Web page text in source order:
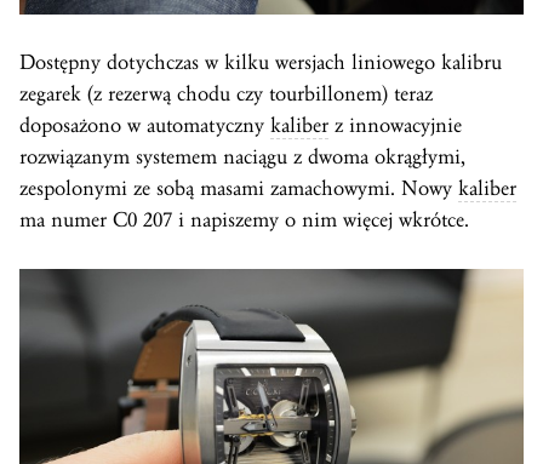
Dostępny dotychczas w kilku wersjach liniowego kalibru
zegarek (z rezerwą chodu czy tourbillonem) teraz
doposażono w automatyczny kaliber z innowacyjnie
rozwiązanym systemem naciągu z dwoma okrągłymi,
zespolonymi ze sobą masami zamachowymi. Nowy kaliber
ma numer C0 207 i napiszemy o nim więcej wkrótce.